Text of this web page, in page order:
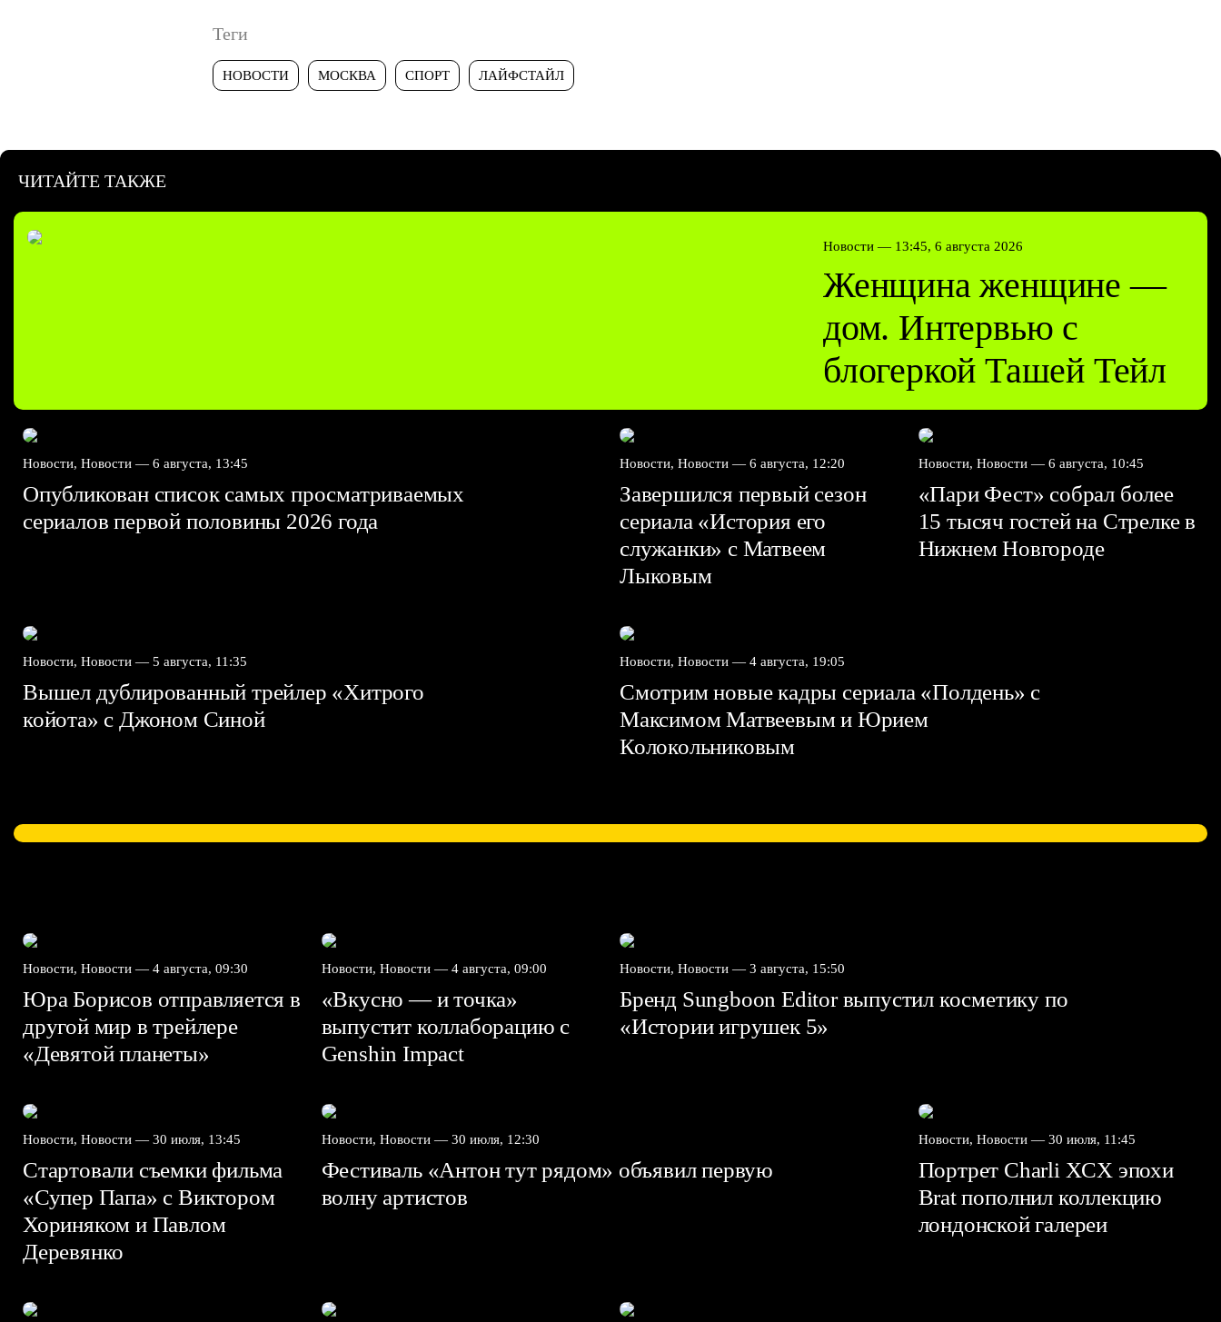
Теги
НОВОСТИ МОСКВА СПОРТ ЛАЙФСТАЙЛ
ЧИТАЙТЕ ТАКЖЕ
Новости — 13:45, 6 августа 2026
Женщина женщине —
дом. Интервью с
блогеркой Ташей Тейл
Новости, Новости — 6 августа, 13:45
Опубликован список самых просматриваемых
сериалов первой половины 2026 года
Новости, Новости — 6 августа, 12:20
Завершился первый сезон
сериала «История его
служанки» с Матвеем
Лыковым
Новости, Новости — 6 августа, 10:45
«Пари Фест» собрал более
15 тысяч гостей на Стрелке в
Нижнем Новгороде
Новости, Новости — 5 августа, 11:35
Вышел дублированный трейлер «Хитрого
койота» с Джоном Синой
Новости, Новости — 4 августа, 19:05
Смотрим новые кадры сериала «Полдень» с
Максимом Матвеевым и Юрием
Колокольниковым
Новости, Новости — 4 августа, 09:30
Юра Борисов отправляется в
другой мир в трейлере
«Девятой планеты»
Новости, Новости — 4 августа, 09:00
«Вкусно — и точка»
выпустит коллаборацию с
Genshin Impact⁠⁠
Новости, Новости — 3 августа, 15:50
Бренд Sungboon Editor выпустил косметику по
«Истории игрушек 5»
Новости, Новости — 30 июля, 13:45
Стартовали съемки фильма
«Супер Папа» с Виктором
Хориняком и Павлом
Деревянко
Новости, Новости — 30 июля, 12:30
Фестиваль «Антон тут рядом» объявил первую
волну артистов
Новости, Новости — 30 июля, 11:45
Портрет Charli XCX эпохи
Brat пополнил коллекцию
лондонской галереи